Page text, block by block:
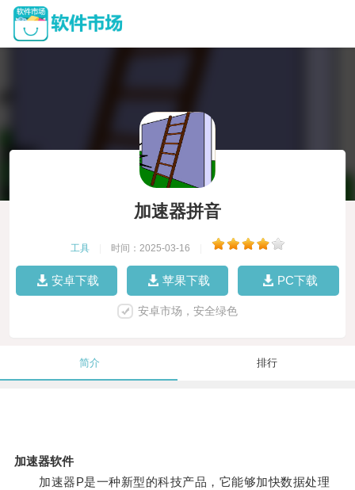
加速器拼音
工具 时间：2025-03-16
安卓下载 苹果下载 PC下载
安卓市场，安全绿色
简介 排行
加速器软件
加速器P是一种新型的科技产品，它能够加快数据处理